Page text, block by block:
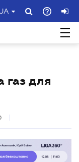
газ для